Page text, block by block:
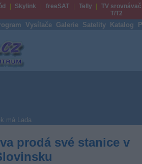
Skylink freeSAT Telly
TV srovnávač
T/T2
Vysílače Galerie Satelity Katalog
má Lada
prodá své stanice v